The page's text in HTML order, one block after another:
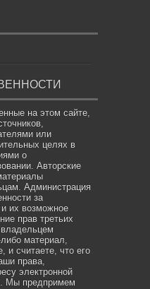
на этом сайте,
или
целях в
о
Авторские
Администрация
за
их возможное
прав третьих
материал,
и считаете, что его
права,
электронной
. Мы предпримем